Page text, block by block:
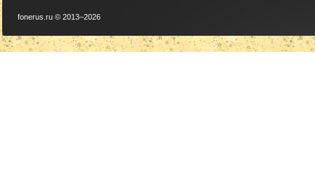
fonerus.ru © 2013–2026